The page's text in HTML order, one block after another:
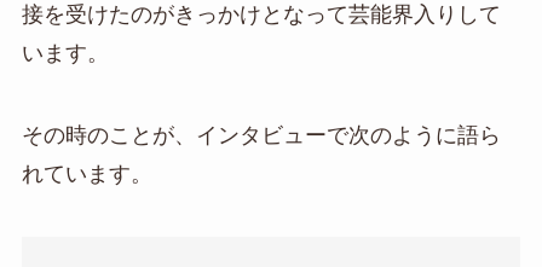
接を受けたのがきっかけとなって芸能界入りして
います。
その時のことが、インタビューで次のように語ら
れています。